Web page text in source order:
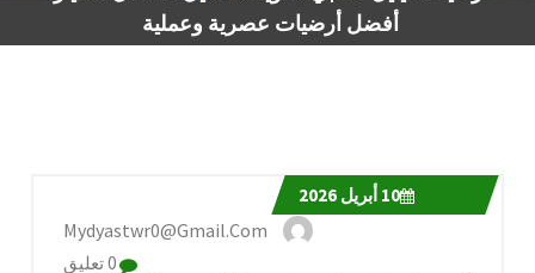
أفضل أرضيات عصرية وعملية
10 أبريل 2026
Mydyastwr0@gmail.com